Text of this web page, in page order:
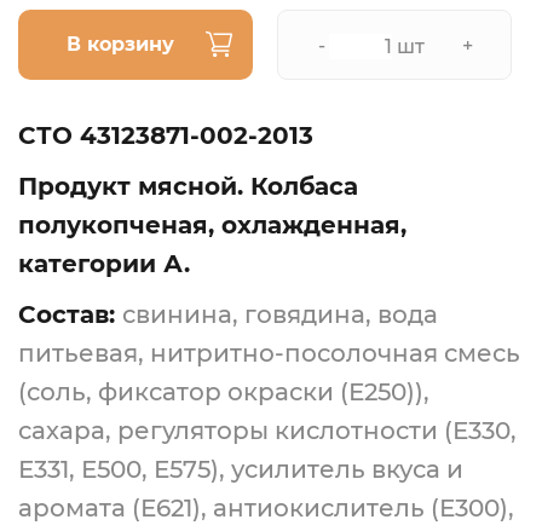
В корзину - шт +
СТО 43123871-002-2013
Продукт мясной. Колбаса
полукопченая, охлажденная,
категории А.
Состав: свинина, говядина, вода
питьевая, нитритно-посолочная смесь
(соль, фиксатор окраски (Е250)),
сахара, регуляторы кислотности (Е330,
Е331, Е500, Е575), усилитель вкуса и
аромата (Е621), антиокислитель (Е300),